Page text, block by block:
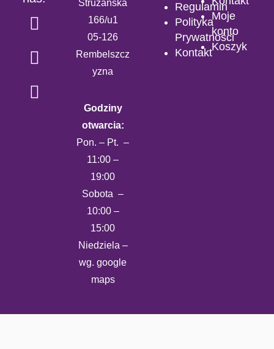
Strużańska
166/u1
05-126
Rembelszcz
yzna
Godziny
otwarcia:
Pon. – Pt. –
11:00 –
19:00
Sobota –
10:00 –
15:00
Niedziela –
wg. google
maps
Regulamin
Polityka
Prywatności
Kontakt
Moje
konto
Koszyk